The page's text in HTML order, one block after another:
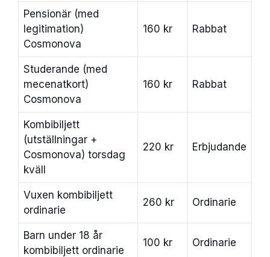
Pensionär (med
legitimation)
Cosmonova
160 kr Rabbat
Studerande (med
mecenatkort)
Cosmonova
160 kr Rabbat
Kombibiljett
(utställningar +
Cosmonova) torsdag
kväll
220 kr Erbjudande
Vuxen kombibiljett
ordinarie
260 kr Ordinarie
Barn under 18 år
kombibiljett ordinarie
100 kr Ordinarie